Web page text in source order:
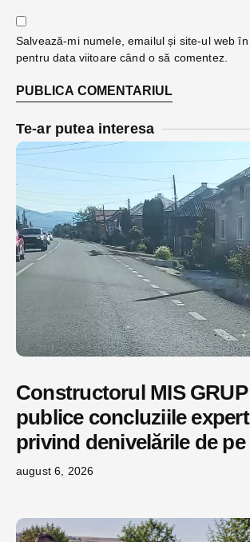
Salvează-mi numele, emailul și site-ul web
pentru data viitoare când o să comentez.
Te-ar putea interesa
Constructorul MIS
publice concluziile
privind denivelările de pe
august 6, 2026